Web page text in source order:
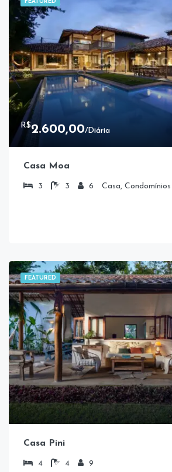
R$2.600,00/Diária
Casa Moa
3 3 6 Casa, Condomínios
FEATURED
Casa Pini
4 4
9